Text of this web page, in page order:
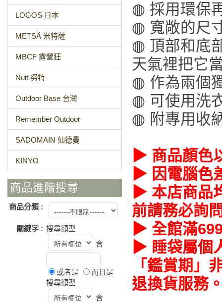
LOGOS 日本
METSÄ 米特薩
MBCF 露營狂
Nuit 努特
Outdoor Base 台灣
Remember Outdoor
SADOMAIN 仙德曼
KINYO
商品進階搜尋
商品分類 :
關鍵字 : 搜尋類型
含
或者是
而且是
搜尋類型
含
◍ 採用環保
◍ 寬敞的尺
◍ 頂部和底
天氣裡把它
◍ 作為兩個
◍ 可使用洗
◍ 附專用收
▶ 商品顏色
▶ 因電腦色
▶ 本店商品
前請務必詢
▶ 全館滿
▶ 睡袋屬個
「鑑賞期」
退換貨服務